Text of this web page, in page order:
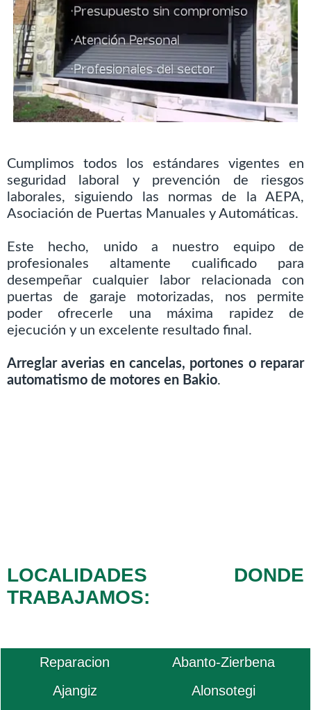
Cumplimos todos los estándares vigentes en
seguridad laboral y prevención de riesgos
laborales, siguiendo las normas de la AEPA,
Asociación de Puertas Manuales y Automáticas.
Este hecho, unido a nuestro equipo de
profesionales altamente cualificado para
desempeñar cualquier labor relacionada con
puertas de garaje motorizadas, nos permite
poder ofrecerle una máxima rapidez de
ejecución y un excelente resultado final.
Arreglar averias en cancelas, portones o reparar
automatismo de motores en Bakio.
LOCALIDADES DONDE
TRABAJAMOS:
Reparacion
Abanto-Zierbena
Ajangiz
Alonsotegi